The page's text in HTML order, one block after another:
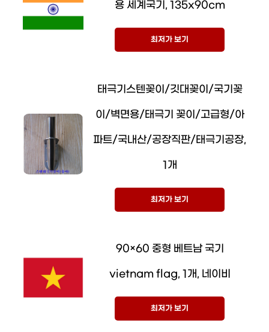
용 세계국기, 135x90cm
최저가 보기
태극기스텐꽂이/깃대꽂이/국기꽂
이/벽면용/태극기 꽂이/고급형/아
파트/국내산/공장직판/태극기공장,
1개
최저가 보기
90×60 중형 베트남 국기
vietnam flag, 1개, 네이비
최저가 보기